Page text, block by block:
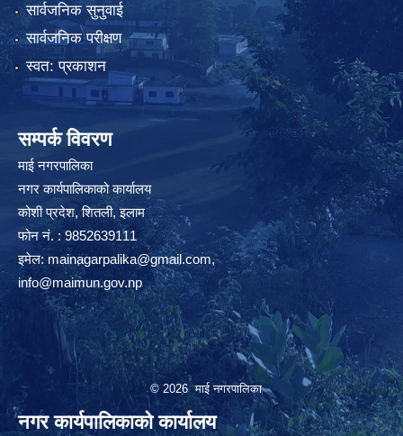
सार्वजनिक सुनुवाई
सार्वजनिक परीक्षण
स्वत: प्रकाशन
सम्पर्क विवरण
माई नगरपालिका
नगर कार्यपालिकाको कार्यालय
कोशी प्रदेश, शितली, इलाम
फोन नं. : 9852639111
इमेल:mainagarpalika@gmail.com,
info@maimun.gov.np
© 2026 माई नगरपालिका
नगर कार्यपालिकाको कार्यालय